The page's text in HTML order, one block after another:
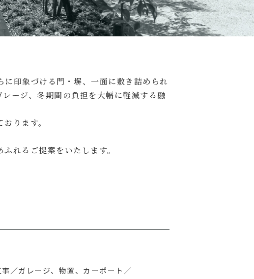
印象づける門・塀、一面に敷き詰められ
ージ、冬期間の負担を大幅に軽減する融
ります。
れるご提案をいたします。
事／ガレージ、物置、カーポート／